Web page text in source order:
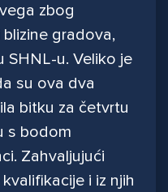
zbog
gradova,
SHNL-u. Veliko je
su ova dva
bitku za četvrtu
s bodom
Zahvaljujući
i iz njih